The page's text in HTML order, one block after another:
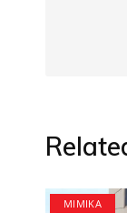
MIMIKA